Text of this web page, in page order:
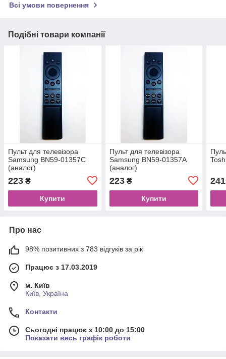
Всі умови повернення
Подібні товари компанії
Пульт для телевізора
Samsung BN59-01357C
(аналог)
223 ₴
Купити
Пульт для телевізора
Samsung BN59-01357А
(аналог)
223₴
Купити
241
Про нас
98% позитивних з 783 відгуків за рік
Працює з 17.03.2019
м. Київ
Київ, Україна
Контакти
Сьогодні працює з 10:00 до 15:00
Показати весь графік роботи